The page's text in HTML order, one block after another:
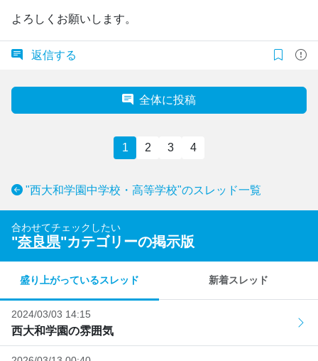
よろしくお願いします。
返信する
全体に投稿
1 2 3 4
"西大和学園中学校・高等学校"のスレッド一覧
合わせてチェックしたい
"奈良県"カテゴリーの掲示版
盛り上がっているスレッド 新着スレッド
2024/03/03 14:15
西大和学園の雰囲気